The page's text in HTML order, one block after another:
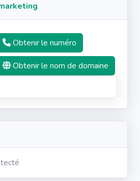
Obtenir le numéro
Obtenir le nom de domaine